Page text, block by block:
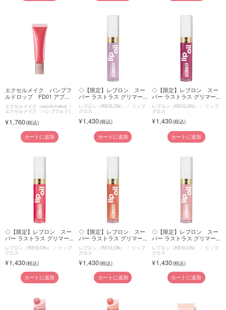
エクセルメイク パンプフ
ルドロップ FD01 アプ...
エクセルメイク（exceLmake)
エクセルメイク パンプフルドロ
ップ
1,760
カートに追加
◇【限定】レブロン スー
パー ラストラス グリマー...
レブロン（REVLON） リップ
グロス
1,430
カートに追加
◇【限定】レブロン スー
パー ラストラス グリマー...
レブロン（REVLON） リップ
グロス
1,430
カートに追加
◇【限定】レブロン スー
パー ラストラス グリマー...
レブロン（REVLON） リップ
グロス
1,430
カートに追加
◇【限定】レブロン スー
パー ラストラス グリマー...
レブロン（REVLON） リップ
グロス
1,430
カートに追加
◇【限定】レブロン スー
パー ラストラス グリマー...
レブロン（REVLON） リップ
グロス
1,430
カートに追加